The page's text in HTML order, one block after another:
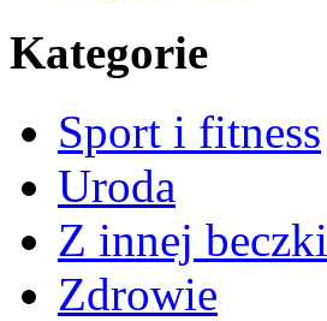
Kategorie
Sport i fitness
Uroda
Z innej beczki
Zdrowie